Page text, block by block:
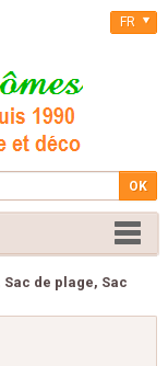
FR
Sac de plage, Sac